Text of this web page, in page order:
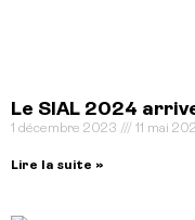
Le SIAL 2024
1 décembre 2023 11 mai
Lire la suite »